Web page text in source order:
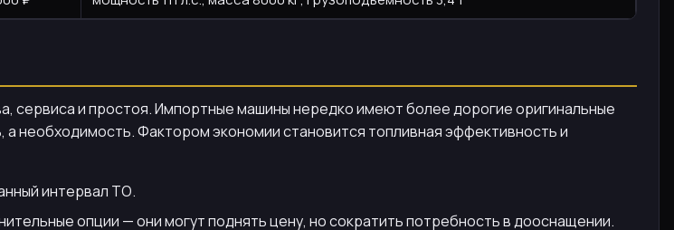
сервиса и простоя. Импортные машины нередко имеют более дорогие оригинальные
необходимость. Фактором экономии становится топливная эффективность и
интервал ТО.
опции — они могут поднять цену, но сократить потребность в дооснащении.